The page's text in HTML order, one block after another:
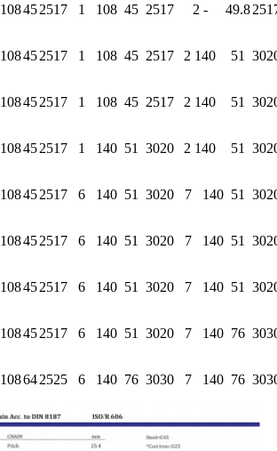
108452517 1 108 45 2517 2 - 49.8
108452517 1 108 45 2517 2 140 51
108452517 1 108 45 2517 2 140 51
108452517 1 140 51 3020 2 140 51
108452517 6 140 51 3020 7 140 51
108452517 6 140 51 3020 7 140 51
108452517 6 140 51 3020 7 140 51
108452517 6 140 51 3020 7 140 76
108642525 6 140 76 3030 7 140 76